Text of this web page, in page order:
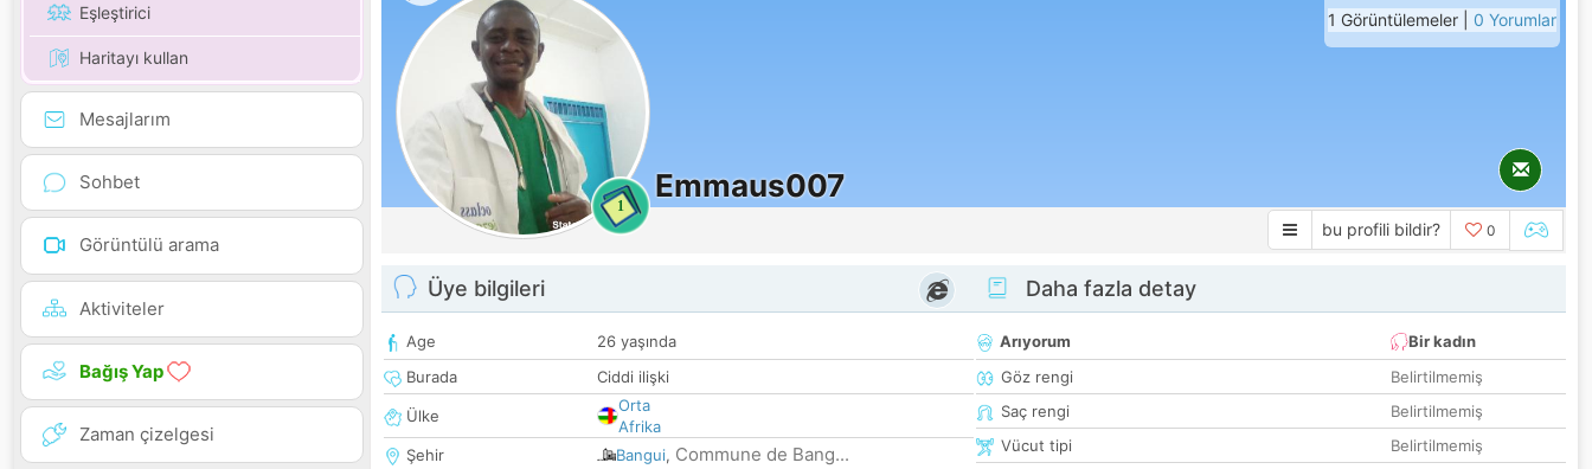
Eşleştirici
Haritayı kullan
Mesajlarım
Sohbet
Görüntülü arama
Aktiviteler
Bağış Yap
Zaman çizelgesi
1
Emmaus007
1 Görüntülemeler | 0 Yorumlar
bu profili bildir? 0
Üye bilgileri
Age
26 yaşında
Burada
Ciddi ilişki
Ülke
Orta
Afrika
Şehir
Bangui, Commune de Bang...
Daha fazla detay
Arıyorum
Bir kadın
Göz rengi
Belirtilmemiş
Saç rengi
Belirtilmemiş
Vücut tipi
Belirtilmemiş